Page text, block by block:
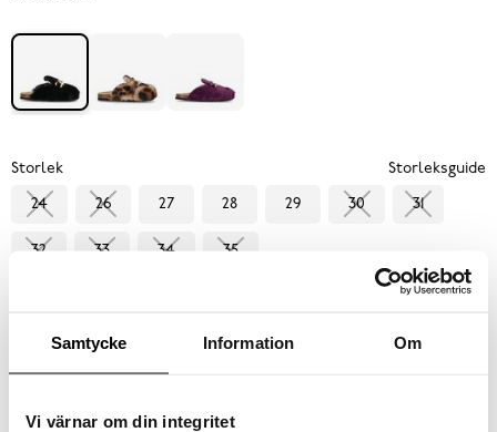
Samtycke Information Om
Vi värnar om din integritet
Storlek Storleksguide
24 26 27 28 29 30 31
32 33 34 35
I lager